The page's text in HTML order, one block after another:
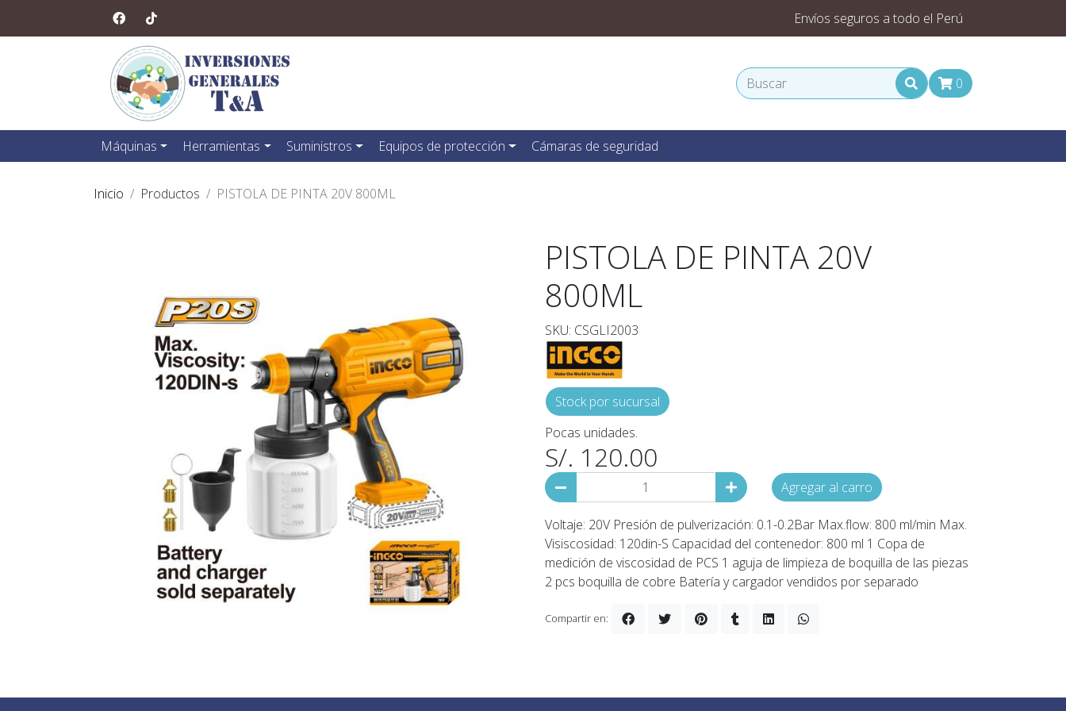
Envíos seguros a todo el Perú
0
Máquinas Herramientas Suministros Equipos de protección Cámaras de seguridad
Inicio Productos PISTOLA DE PINTA 20V 800ML
PISTOLA DE PINTA 20V
800ML
SKU: CSGLI2003
Stock por sucursal
Pocas unidades.
S/. 120.00
Agregar al carro
Voltaje: 20V Presión de pulverización: 0.1-0.2Bar Max.flow: 800 ml/min Max.
Visiscosidad: 120din-S Capacidad del contenedor: 800 ml 1 Copa de
medición de viscosidad de PCS 1 aguja de limpieza de boquilla de las piezas
2 pcs boquilla de cobre Batería y cargador vendidos por separado
Compartir en: